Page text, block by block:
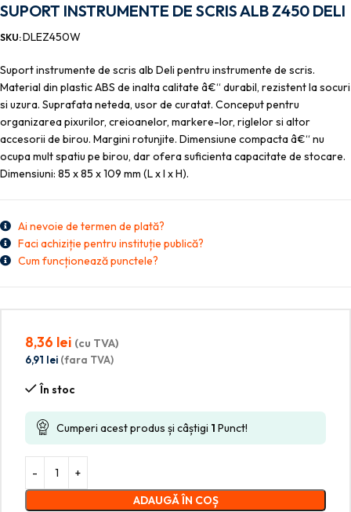
SUPORT INSTRUMENTE DE SCRIS ALB Z450 DELI
SKU:DLEZ450W
Suport instrumente de scris alb Deli pentru instrumente de scris.
Material din plastic ABS de inalta calitate â€“ durabil, rezistent la socuri
si uzura. Suprafata neteda, usor de curatat. Conceput pentru
organizarea pixurilor, creioanelor, markere-lor, riglelor si altor
accesorii de birou. Margini rotunjite. Dimensiune compacta â€“ nu
ocupa mult spatiu pe birou, dar ofera suficienta capacitate de stocare.
Dimensiuni: 85 x 85 x 109 mm (L x l x H).
Ai nevoie de termen de plată?
Faci achiziție pentru instituție publică?
Cum funcționează punctele?
8,36 lei (cu TVA)
6,91 lei (fara TVA)
În stoc
Cumperi acest produs și câștigi 1 Punct!
ADAUGĂ ÎN COȘ